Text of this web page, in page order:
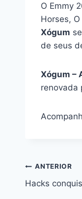
O Emmy
Horses,
Xógum
de seus
Xógum –
renovada
de
ANTERIOR
Hacks